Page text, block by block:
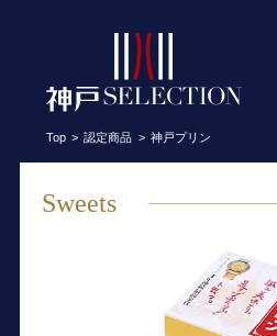
Top 認定商品 神戸プリン
Sweets